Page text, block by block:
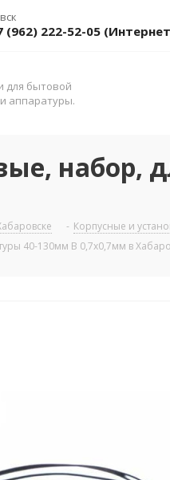
(962) 222-52-05
для бытовой
аппаратуры.
набор,
- Корпусные и
40-130мм В 0,7x0,7мм в